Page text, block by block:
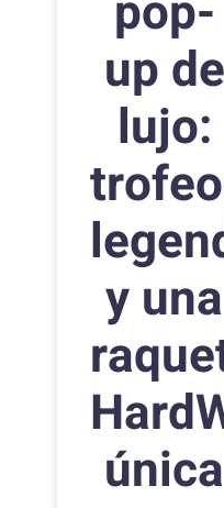
up de
lujo:
y una
única